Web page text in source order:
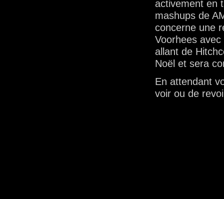
activement en
mashups de
concerne une
Voorhees
allant de
Noël et sera
En attendant
voir ou de